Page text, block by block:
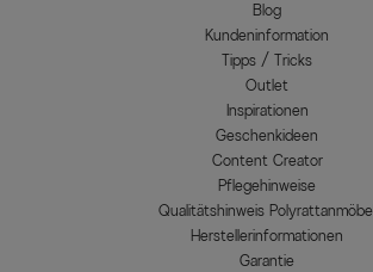
Blog
Kundeninformation
Tipps / Tricks
Outlet
Inspirationen
Geschenkideen
Content Creator
Pflegehinweise
Qualitätshinweis Polyrattanmöbel
Herstellerinformationen
Garantie